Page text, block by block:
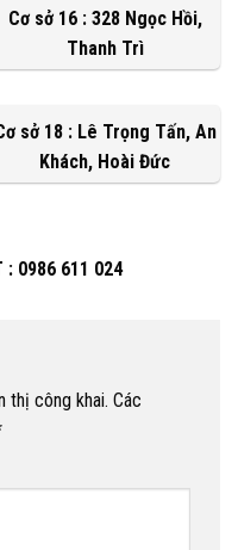
Cơ sở 16 : 328 Ngọc Hồi,
Thanh Trì
sở 18 : Lê Trọng Tấn, An
Khách, Hoài Đức
0986 611 024
thị công khai. Các